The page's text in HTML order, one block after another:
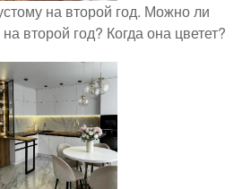
на второй год. Можно ли
второй год? Когда она цветет?